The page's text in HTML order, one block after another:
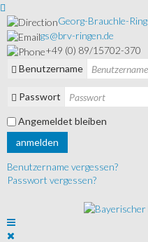
Georg-Brauchle-
gs@brv-ringen.de
+49 (0) 89/15702-370
Benutzername
Passwort
Angemeldet bleiben
anmelden
Benutzername vergessen?
Passwort vergessen?